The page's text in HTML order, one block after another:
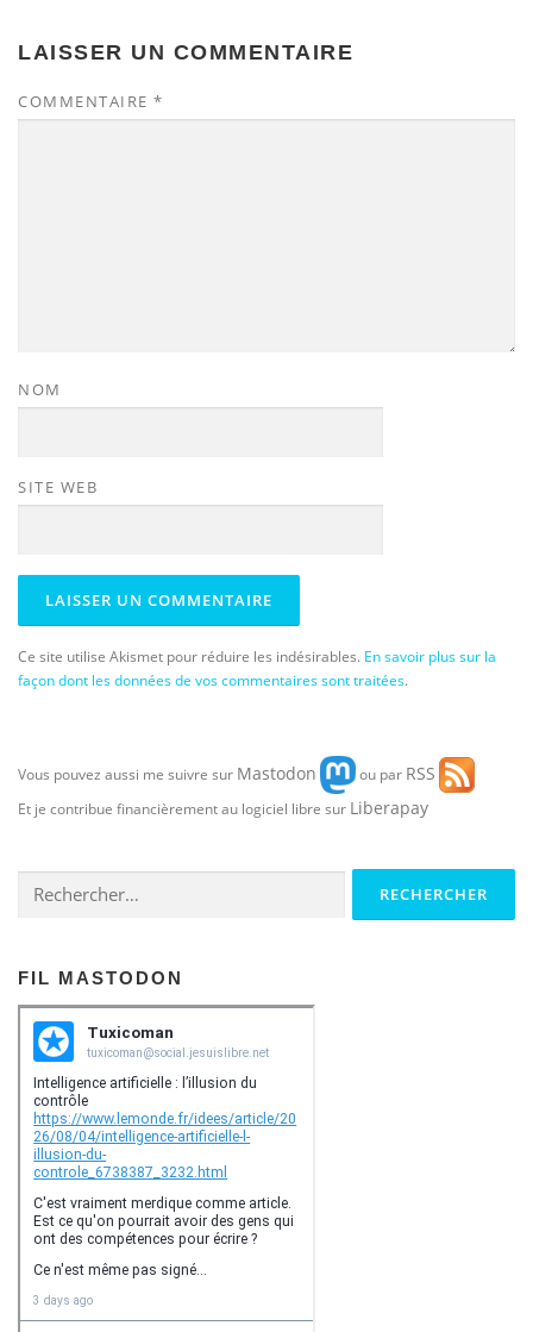
LAISSER UN COMMENTAIRE
COMMENTAIRE *
NOM
SITE WEB
Ce site utilise Akismet pour réduire les indésirables. En savoir plus sur la
façon dont les données de vos commentaires sont traitées.
Vous pouvez aussi me suivre sur Mastodon ou par RSS
Et je contribue financièrement au logiciel libre sur Liberapay
FIL MASTODON